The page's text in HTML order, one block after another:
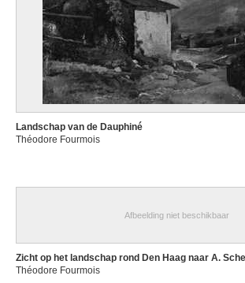
Landschap van de Dauphiné
Théodore Fourmois
Afbeelding niet beschikbaar
Zicht op het landschap rond Den Haag naar A.
Théodore Fourmois